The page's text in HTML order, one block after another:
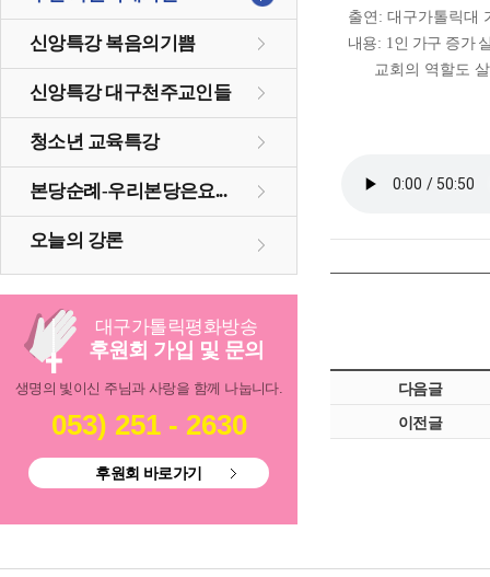
신앙특강 복음의기쁨
신앙특강 대구천주교인들
청소년 교육특강
본당순례-우리본당은요...
오늘의 강론
대구가톨릭평화방송
후원회 가입 및 문의
생명의 빛이신 주님과 사랑을 함께 나눕니다.
053) 251 - 2630
후원회 바로가기
출연 : 대구가톨릭대
내용: 1인 가구 증가
교회의 역할도
다음글
이전글